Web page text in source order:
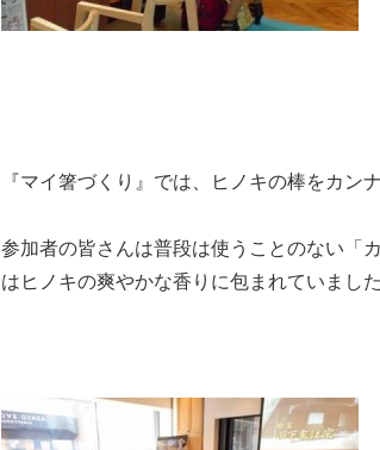
『マイ箸づくり』では、ヒノキの棒をカン
参加者の皆さんは普段は使うことのない「
はヒノキの爽やかな香りに包まれていました